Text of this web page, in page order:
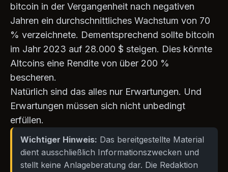
bitcoin in der Vergangenheit nach negativen
Jahren ein durchschnittliches Wachstum von 70
% verzeichnete. Dementsprechend sollte bitcoin
im Jahr 2023 auf 28.000 $ steigen. Dies könnte
Altcoins eine Rendite von über 200 %
bescheren.
Natürlich sind das alles nur Erwartungen. Und
Erwartungen müssen sich nicht unbedingt
erfüllen.
Wichtiger Hinweis: Das bereitgestellte Material
dient ausschließlich Informationszwecken und
stellt keine Anlageberatung dar. Die Redaktion